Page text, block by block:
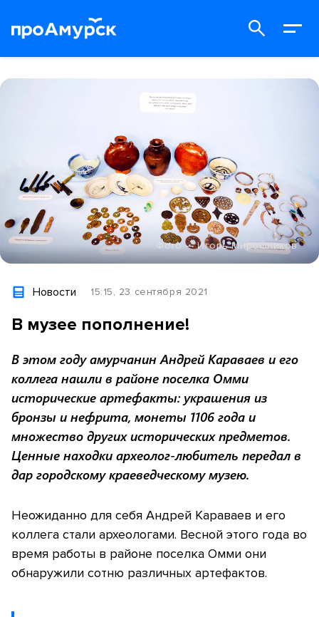
Фото — Игорь Мирошников
Новости 15:15, 23 сентября 2021
В музее пополнение!
В этом году амурчанин Андрей Караваев и его
коллега нашли в районе поселка Омми
исторические артефакты: украшения из
бронзы и нефрита, монеты 1106 года и
множество других исторических предметов.
Ценные находки археолог-любитель передал в
дар городскому краеведческому музею.
Неожиданно для себя Андрей Караваев и его
коллега стали археологами. Весной этого года во
время работы в районе поселка Омми они
обнаружили сотню различных артефактов.